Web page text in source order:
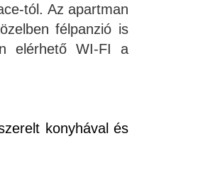
tól. Az apartman
félpanzió is
elérhető WI-FI a
konyhával és